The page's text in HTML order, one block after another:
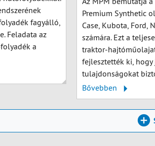
fagyálló,
Feladata az
a
Premium Synthetic
Case, Kubota, Ford,
számára. Ezt a
traktor-
fejlesztették ki,
tulajdonságokat
Bővebben